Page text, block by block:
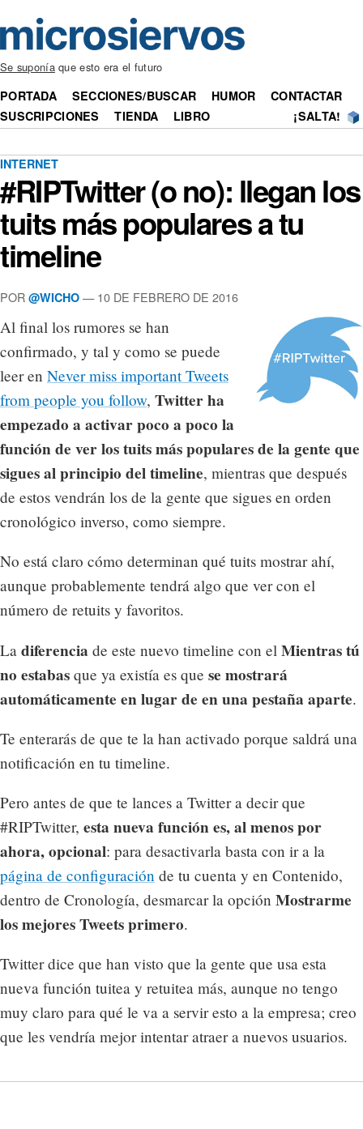
Se suponíaque esto era el futuro
PORTADA SECCIONES/BUSCAR HUMOR
CONTACTAR
SUSCRIPCIONES
TIENDA LIBRO ¡SALTA!
INTERNET
#RIPTwitter (o no): llegan los
tuits más populares a tu
timeline
POR @WICHO — 10 DE FEBRERO DE 2016
Al final los rumores se han
confirmado, y tal y como se puede
leer en Never miss important Tweets
from people you follow, Twitter ha
empezado a activar poco a poco la
función de ver los tuits más populares de la gente que
sigues al principio del timeline, mientras que después
de estos vendrán los de la gente que sigues en orden
cronológico inverso, como siempre.
No está claro cómo determinan qué tuits mostrar ahí,
aunque probablemente tendrá algo que ver con el
número de retuits y favoritos.
La diferencia de este nuevo timeline con el Mientras tú
no estabas que ya existía es que se mostrará
automáticamente en lugar de en una pestaña aparte.
Te enterarás de que te la han activado porque saldrá una
notificación en tu timeline.
Pero antes de que te lances a Twitter a decir que
#RIPTwitter, esta nueva función es, al menos por
ahora, opcional: para desactivarla basta con ir a la
página de configuración de tu cuenta y en Contenido,
dentro de Cronología, desmarcar la opción Mostrarme
los mejores Tweets primero.
Twitter dice que han visto que la gente que usa esta
nueva función tuitea y retuitea más, aunque no tengo
muy claro para qué le va a servir esto a la empresa; creo
que les vendría mejor intentar atraer a nuevos usuarios.